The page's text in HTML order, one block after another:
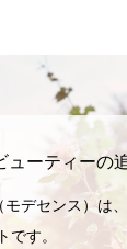
ューティーの
デセンス）は
です。